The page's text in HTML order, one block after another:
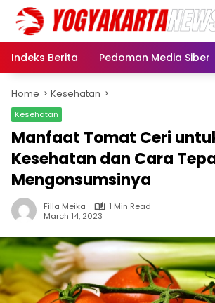
content
Indeks Berita
Pedoman Media Siber
Home Kesehatan
Kesehatan
Manfaat Tomat Ceri
Kesehatan dan Cara
Mengonsumsinya
Filla Meika
1 Min Read
March 14, 2023